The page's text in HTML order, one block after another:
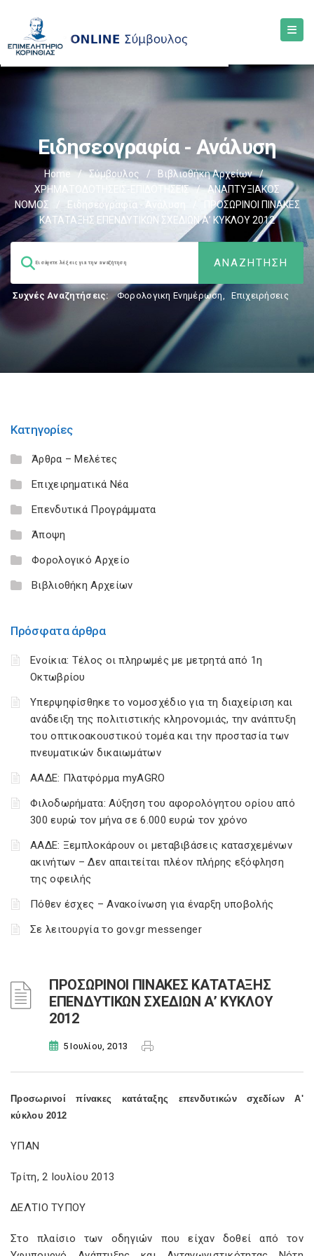
Ειδησεογραφία - Ανάλυση
Home / Σύμβουλος / Βιβλιοθήκη Αρχείων
/
ΧΡΗΜΑΤΟΔΟΤΗΣΕΙΣ-ΕΠΙΔΟΤΗΣΕΙΣ
/
ΑΝΑΠΤΥΞΙΑΚΟΣ
ΝΟΜΟΣ
/ Ειδησεογραφία - Ανάλυση
ΠΡΟΣΩΡΙΝΟΙ ΠΙΝΑΚΕΣ
ΚΑΤΑΤΑΞΗΣ ΕΠΕΝΔΥΤΙΚΩΝ ΣΧΕΔΙΩΝ Α’ ΚΥΚΛΟΥ 2012
Συχνές Αναζητήσεις: Φορολογικη Ενημέρωση, Επιχειρήσεις
Κατηγορίες
Άρθρα – Μελέτες
Επιχειρηματικά Νέα
Επενδυτικά Προγράμματα
Άποψη
Φορολογικό Αρχείο
Βιβλιοθήκη Αρχείων
Πρόσφατα άρθρα
Ενοίκια: Τέλος οι πληρωμές με μετρητά από 1η
Οκτωβρίου
Υπερψηφίσθηκε το νομοσχέδιο για τη διαχείριση και
ανάδειξη της πολιτιστικής κληρονομιάς, την ανάπτυξη
του οπτικοακουστικού τομέα και την προστασία των
πνευματικών δικαιωμάτων
ΑΑΔΕ: Πλατφόρμα myAGRO
Φιλοδωρήματα: Αύξηση του αφορολόγητου ορίου από
300 ευρώ τον μήνα σε 6.000 ευρώ τον χρόνο
ΑΑΔΕ: Ξεμπλοκάρουν οι μεταβιβάσεις κατασχεμένων
ακινήτων – Δεν απαιτείται πλέον πλήρης εξόφληση
της οφειλής
Πόθεν έσχες – Ανακοίνωση για έναρξη υποβολής
Σε λειτουργία το gov.gr messenger
ΠΡΟΣΩΡΙΝΟΙ ΠΙΝΑΚΕΣ ΚΑΤΑΤΑΞΗΣ
ΕΠΕΝΔΥΤΙΚΩΝ ΣΧΕΔΙΩΝ Α’ ΚΥΚΛΟΥ
2012
5 Ιουλίου, 2013
Προσωρινοί πίνακες κατάταξης επενδυτικών σχεδίων Α'
κύκλου 2012
ΥΠΑΝ
Τρίτη, 2 Ιουλίου 2013
ΔΕΛΤΙΟ ΤΥΠΟΥ
Στο πλαίσιο των οδηγιών που είχαν δοθεί από τον